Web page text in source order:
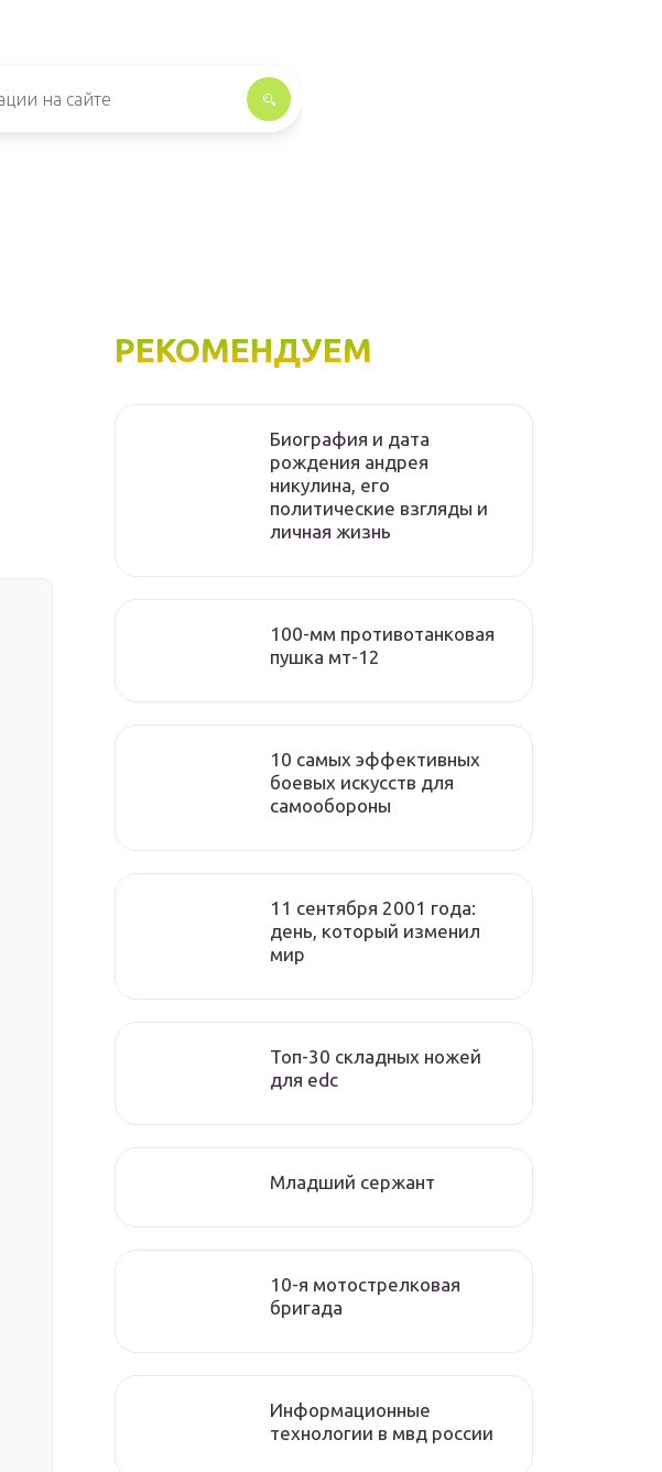
РЕКОМЕНДУЕМ
Биография и дата
рождения андрея
никулина, его
политические взгляды и
личная жизнь
100-мм противотанковая
пушка мт-12
10 самых эффективных
боевых искусств для
самообороны
11 сентября 2001 года:
день, который изменил
мир
Топ-30 складных ножей
для edc
Младший сержант
10-я мотострелковая
бригада
Информационные
технологии в мвд россии